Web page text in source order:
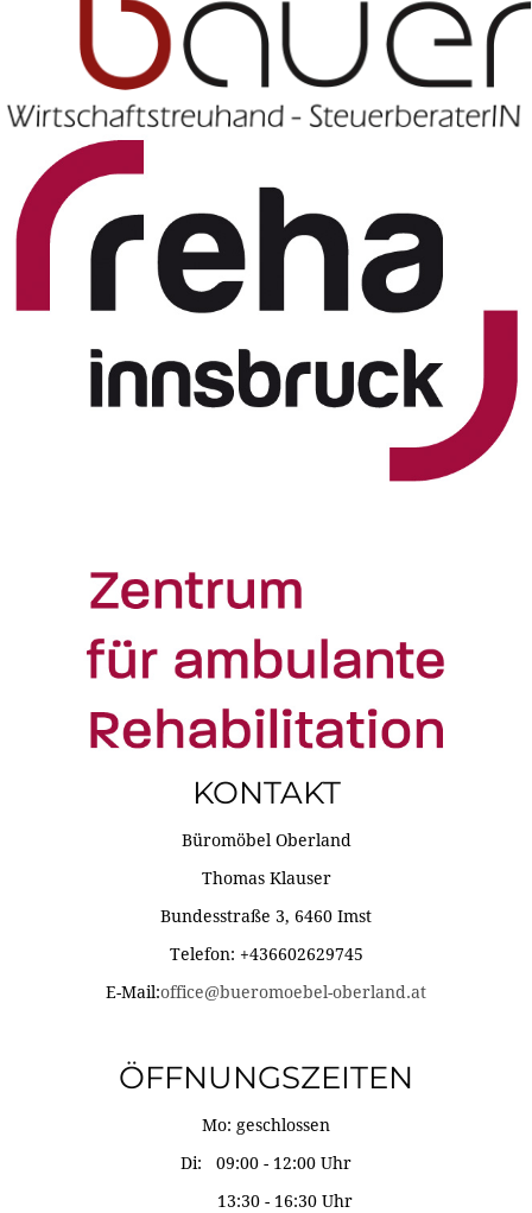
KONTAKT
Büromöbel Oberland
Thomas Klauser
Bundesstraße 3, 6460 Imst
Telefon: +436602629745
E-Mail:office@bueromoebel-oberland.at
ÖFFNUNGSZEITEN
Mo: geschlossen
Di: 09:00 - 12:00 Uhr
13:30 - 16:30 Uhr